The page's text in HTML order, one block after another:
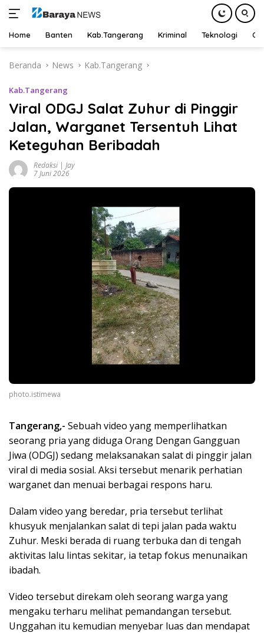
Home Banten Kab.Tangerang Kriminal Teknologi
Beranda News Kab.Tangerang
Kab.Tangerang
Viral ODGJ Salat Zuhur di Pinggir
Jalan, Warganet Tersentuh Lihat
Keteguhan Beribadah
Redaksi | Jay
7 Juni 2026
photo.istimewa
Tangerang,- Sebuah video yang memperlihatkan
seorang pria yang diduga Orang Dengan Gangguan
Jiwa (ODGJ) sedang melaksanakan salat di pinggir jalan
viral di media sosial. Aksi tersebut menarik perhatian
warganet dan menuai berbagai respons haru.
Dalam video yang beredar, pria tersebut terlihat
khusyuk menjalankan salat di tepi jalan pada waktu
Zuhur. Meski berada di ruang terbuka dan di tengah
aktivitas lalu lintas sekitar, ia tetap fokus menunaikan
ibadah.
Video tersebut direkam oleh seorang warga yang
mengaku terharu melihat pemandangan tersebut.
Unggahan itu kemudian menyebar luas dan mendapat